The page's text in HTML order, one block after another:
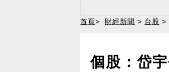
首頁> 財經新聞 > 台股 >
個股：岱